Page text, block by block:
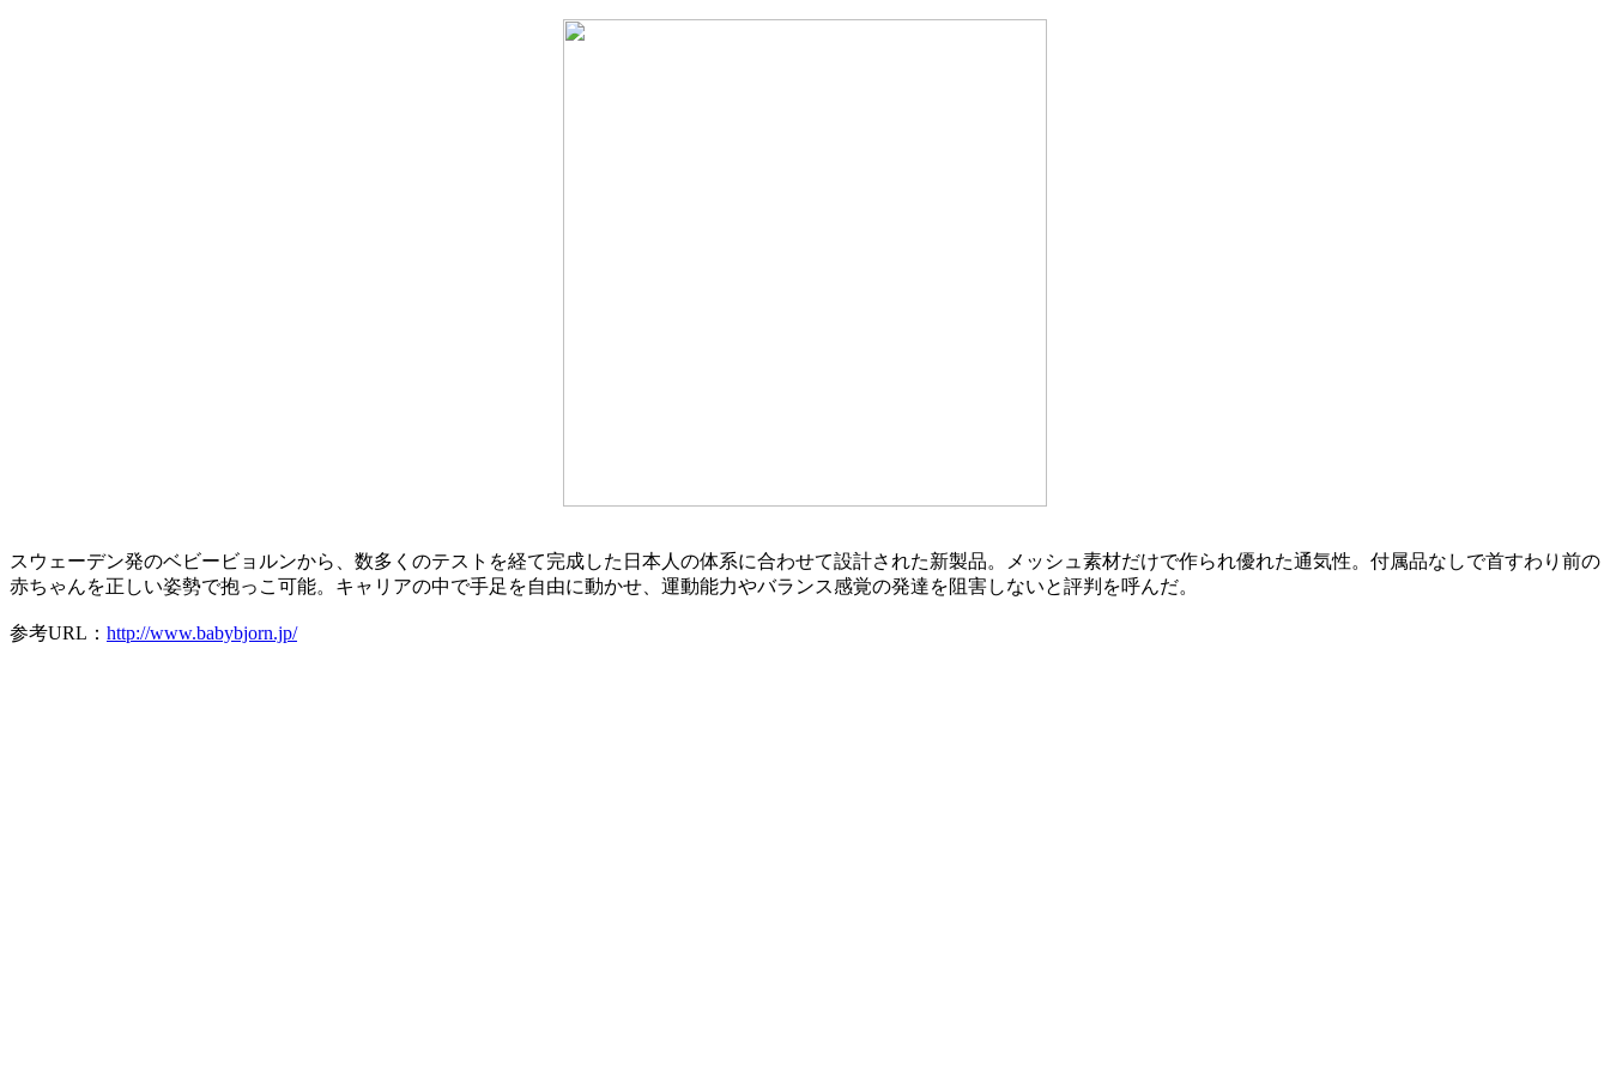
スウェーデン発のベビービョルンから、数多くのテストを経て完成した日本人の体系に合わせて設計された新製品。メッシュ素材だけで作られ優れた通気性。付属品なしで首すわり前の
赤ちゃんを正しい姿勢で抱っこ可能。キャリアの中で手足を自由に動かせ、運動能力やバランス感覚の発達を阻害しないと評判を呼んだ。
参考URL： http://www.babybjorn.jp/